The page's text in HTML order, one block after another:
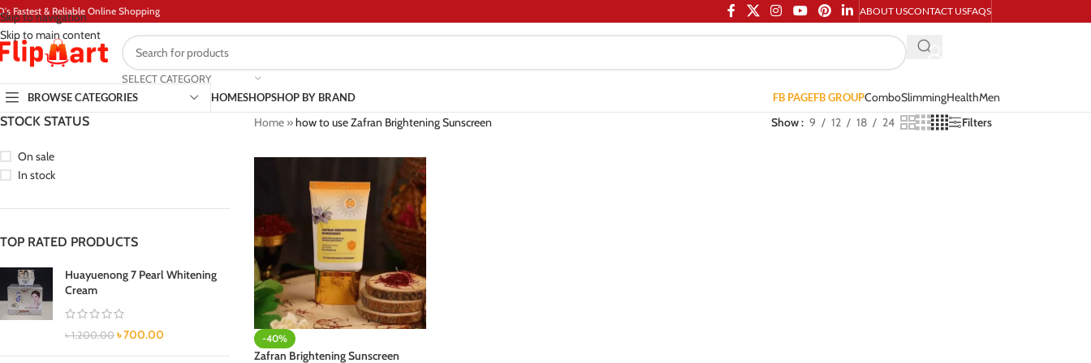
Skip to navigation
Skip to main content
Fastest & Reliable Online Shopping ABOUT USCONTACT USFAQS
SELECT CATEGORY
BROWSE CATEGORIES
HOMESHOPSHOP BY BRAND FB PAGEFB GROUPComboSlimmingHealthMen
STOCK STATUS
On sale
In stock
TOP RATED PRODUCTS
Huayuenong 7 Pearl Whitening
Cream
৳1,200.00 ৳700.00
Home»how to use Zafran Brightening Sunscreen Show 9 12 18 24 Filters
-40%
Zafran Brightening Sunscreen